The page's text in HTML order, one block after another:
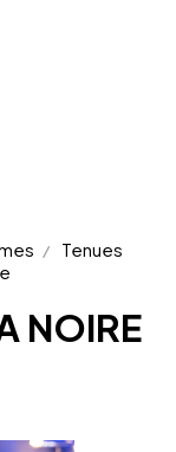
Tenues
NOIRE